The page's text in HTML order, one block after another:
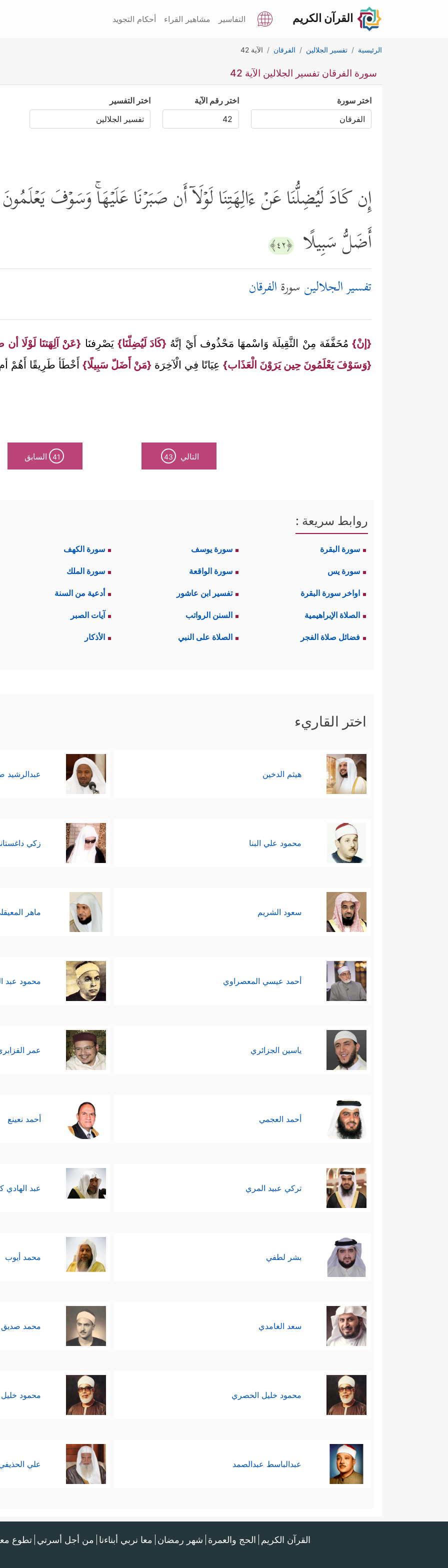
القرآن الكريم التفاسير مشاهير القراء أحكام التجويد
الرئيسية تفسير الجلالين الفرقان الآية 42
سورة الفرقان تفسير الجلالين الآية 42
اختر سورة اختر رقم الآية اختر التفسير
إِن كَادَ لَیُضِلُّنَا عَنۡ ءَالِهَتِنَا لَوۡلَاۤ أَن صَبَرۡنَا عَلَیۡهَاۚ وَسَوۡفَ
أَضَلُّ سَبِیلًا ﴿٤٢﴾
تفسير الجلالين سورةالفرقان
{إنْ} مُخَفَّفَة مِنْ الثَّقِيلَة وَاسْمهَا مَحْذُوف أَيْ إنَّهُ {كَادَ لَيُضِلّنَا} يَصْرِفنَا {عَنْ آلِهَتنَا لَوْلَا أن
{وَسَوْفَ يَعْلَمُونَ حِين يَرَوْنَ الْعَذَاب} عِيَانًا فِي الْآخِرَة {مَنْ أَضَلّ سَبِيلًا} أَخْطَأ طَرِيقًا أَهُمْ
التالي 43
41 السابق
روابط سريعة :
سورة البقرة سورة يوسف سورة الكهف
سورة يس سورة الواقعة سورة الملك
اواخر سورة البقرة تفسير ابن عاشور أدعية من السنة
الصلاة الإبراهيمية السنن الرواتب آيات الصبر
فضائل صلاة الفجر الصلاة على النبي الأذكار
اختر القاريء
هيثم الدخين عبدالرشيد
محمود علي البنا زكي
سعود الشريم ماهر
أحمد عيسي المعصراوي محمود عبد
ياسين الجزائري عمر
أحمد العجمي أحمد نعينع
تركي عبيد المري عبد الهادي
بشر لطفي محمد أيوب
سعد الغامدي محمد صديق
محمود خليل الحصري محمود
عبدالباسط عبدالصمد علي
القرآن الكريم الحج والعمرة شهر رمضان معا نربي أبناءنا من أجل أسرتي تطوع